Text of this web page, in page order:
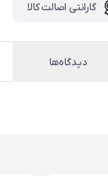
گارانتی اصالت کالا
دیدگاه‌ها